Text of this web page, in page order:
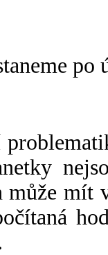
po
mít